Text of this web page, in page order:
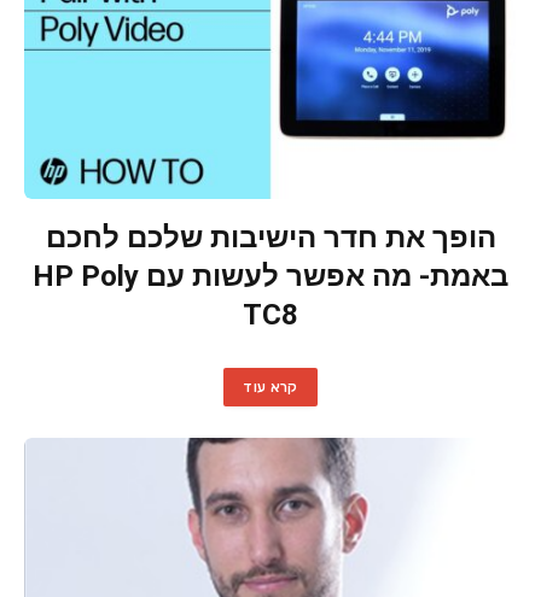
הופך את חדר הישיבות שלכם לחכם
באמת- מה אפשר לעשות עם HP Poly
TC8
קרא עוד